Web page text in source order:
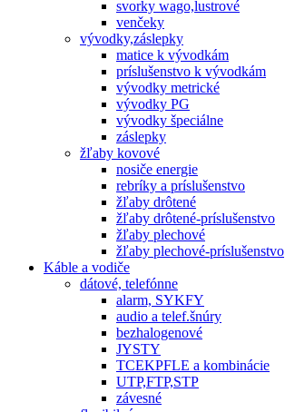
svorky wago,lustrové
venčeky
vývodky,záslepky
matice k vývodkám
príslušenstvo k vývodkám
vývodky metrické
vývodky PG
vývodky špeciálne
záslepky
žľaby kovové
nosiče energie
rebríky a príslušenstvo
žľaby drôtené
žľaby drôtené-príslušenstvo
žľaby plechové
žľaby plechové-príslušenstvo
Káble a vodiče
dátové, telefónne
alarm, SYKFY
audio a telef.šnúry
bezhalogenové
JYSTY
TCEKPFLE a kombinácie
UTP,FTP,STP
závesné